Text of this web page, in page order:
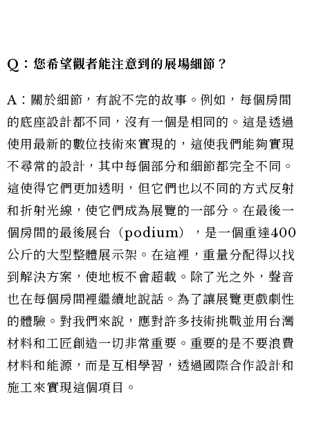
Q：您希望觀者能注意到的展場細節？
A：關於細節，有說不完的故事。例如，每個房間
的底座設計都不同，沒有一個是相同的。這是透過
使用最新的數位技術來實現的，這使我們能夠實現
不尋常的設計，其中每個部分和細節都完全不同。
這使得它們更加透明，但它們也以不同的方式反射
和折射光線，使它們成為展覽的一部分。在最後一
個房間的最後展台（podium），是一個重達400
公斤的大型整體展示架。在這裡，重量分配得以找
到解決方案，使地板不會超載。除了光之外，聲音
也在每個房間裡繼續地說話。為了讓展覽更戲劇性
的體驗。對我們來說，應對許多技術挑戰並用台灣
材料和工匠創造一切非常重要。重要的是不要浪費
材料和能源，而是互相學習，透過國際合作設計和
施工來實現這個項目。